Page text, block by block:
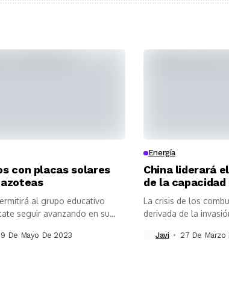
con placas solares
al grupo educativo
seguir avanzando en su
9 De Mayo De 2023
Energía
China liderará
de la
La crisis de los
derivada de la
Javi 27 De Marzo